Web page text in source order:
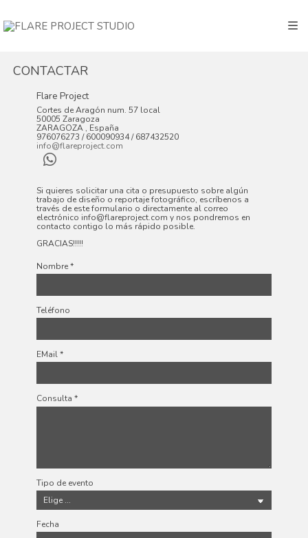
CONTACTAR
Flare Project
Cortes de Aragón num. 57 local
50005 Zaragoza
ZARAGOZA , España
976076273 / 600090934 / 687432520
info@flareproject.com
Si quieres solicitar una cita o presupuesto sobre algún
trabajo de diseño o reportaje fotográfico, escríbenos a
través de este formulario o directamente al correo
electrónico info@flareproject.com y nos pondremos en
contacto contigo lo más rápido posible.
GRACIAS!!!!!
Nombre*
Teléfono
EMail*
Consulta *
Tipo de evento
Fecha